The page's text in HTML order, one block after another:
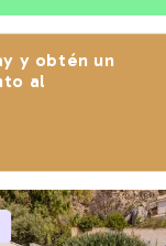
y obtén un
al